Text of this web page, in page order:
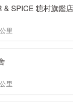
& SPICE 糖村旗鑑店
里
里